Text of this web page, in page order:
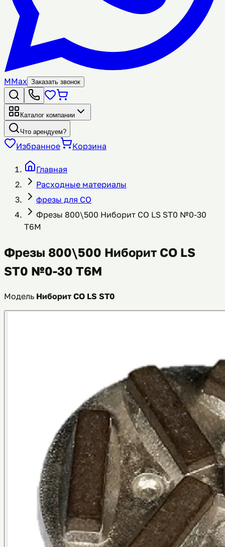
MMax Заказать звонок
Каталог компании
Что арендуем?
Избранное Корзина
Главная
Расходные материалы
фрезы для СО
Фрезы 800\500 Ниборит СО LS ST0 №0-30
Т6М
Фрезы 800\500 Ниборит СО LS
ST0 №0-30 Т6М
Модель Ниборит СО LS ST0